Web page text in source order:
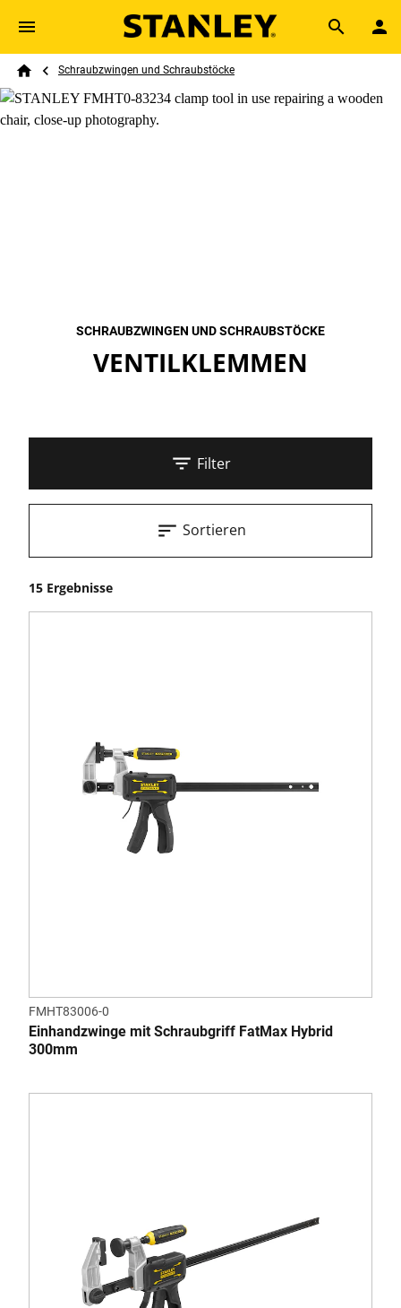
Skip to main content
Search
Breadcrumb
Schraubzwingen und Schraubstöcke
SCHRAUBZWINGEN UND SCHRAUBSTÖCKE
VENTILKLEMMEN
Filter
15 Ergebnisse
Sortieren
FMHT83006-0
Einhandzwinge mit Schraubgriff FatMax Hybrid
300mm